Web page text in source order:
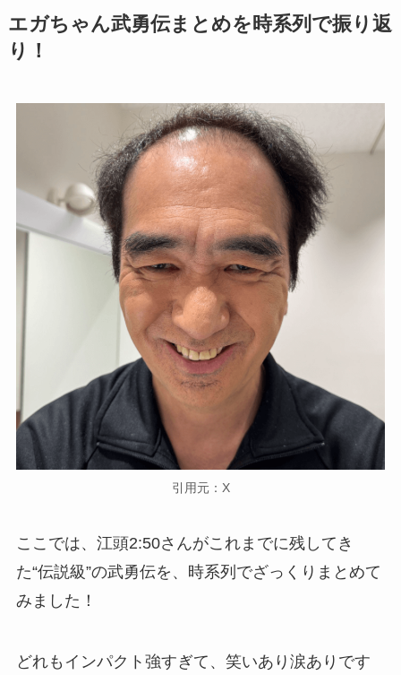
エガちゃん武勇伝まとめを時系列で振り返
り！
引用元：X
ここでは、江頭2:50さんがこれまでに残してき
た“伝説級”の武勇伝を、時系列でざっくりまとめて
みました！
どれもインパクト強すぎて、笑いあり涙ありです